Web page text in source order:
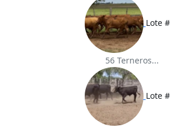
Lote
56 Terneros...
Lote